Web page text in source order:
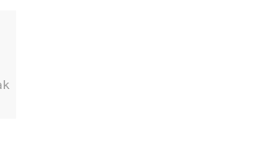
istiyorum. Ses sanatçısı